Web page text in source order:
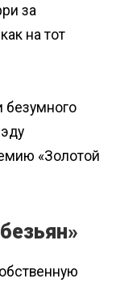
за
на тот
безумного
«Золотой